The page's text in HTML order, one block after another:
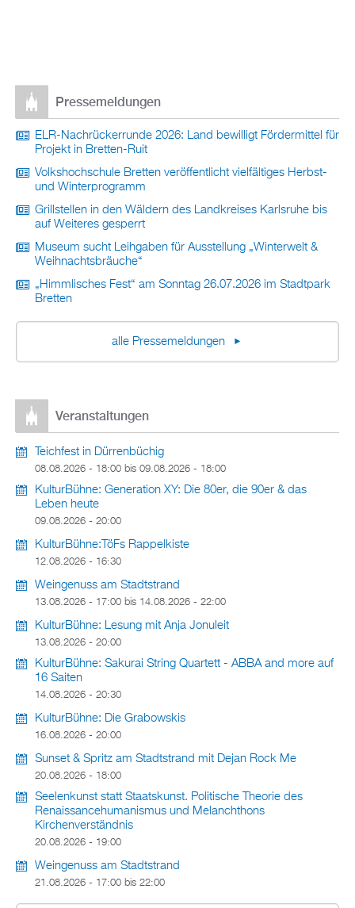
Pressemeldungen
ELR-Nachrückerrunde 2026: Land bewilligt Fördermittel für
Projekt in Bretten-Ruit
Volkshochschule Bretten veröffentlicht vielfältiges Herbst-
und Winterprogramm
Grillstellen in den Wäldern des Landkreises Karlsruhe bis
auf Weiteres gesperrt
Museum sucht Leihgaben für Ausstellung „Winterwelt &
Weihnachtsbräuche“
„Himmlisches Fest“ am Sonntag 26.07.2026 im Stadtpark
Bretten
alle Pressemeldungen
Veranstaltungen
Teichfest in Dürrenbüchig
08.08.2026 - 18:00 bis 09.08.2026 - 18:00
KulturBühne: Generation XY: Die 80er, die 90er & das
Leben heute
09.08.2026 - 20:00
KulturBühne:TöFs Rappelkiste
12.08.2026 - 16:30
Weingenuss am Stadtstrand
13.08.2026 - 17:00 bis 14.08.2026 - 22:00
KulturBühne: Lesung mit Anja Jonuleit
13.08.2026 - 20:00
KulturBühne: Sakurai String Quartett - ABBA and more auf
16 Saiten
14.08.2026 - 20:30
KulturBühne: Die Grabowskis
16.08.2026 - 20:00
Sunset & Spritz am Stadtstrand mit Dejan Rock Me
20.08.2026 - 18:00
Seelenkunst statt Staatskunst. Politische Theorie des
Renaissancehumanismus und Melanchthons
Kirchenverständnis
20.08.2026 - 19:00
Weingenuss am Stadtstrand
21.08.2026 - 17:00 bis 22:00